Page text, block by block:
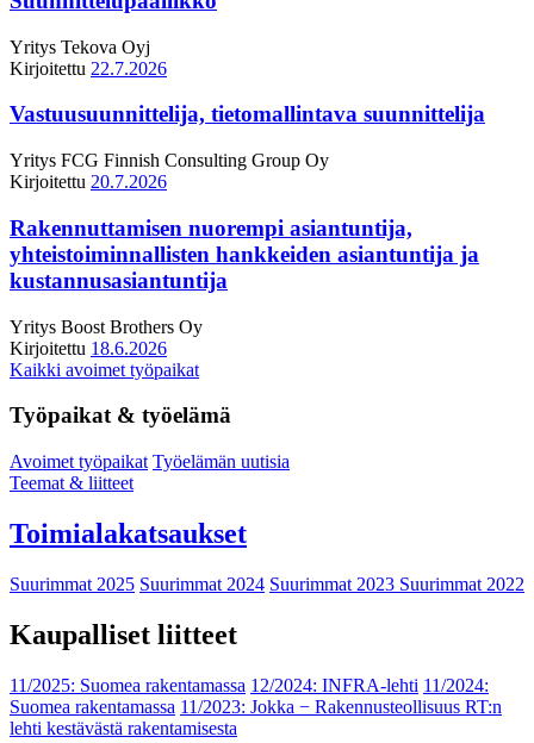
Yritys Tekova Oyj
Kirjoitettu 22.7.2026
Vastuusuunnittelija, tietomallintava suunnittelija
Yritys FCG Finnish Consulting Group Oy
Kirjoitettu 20.7.2026
Rakennuttamisen nuorempi asiantuntija,
yhteistoiminnallisten hankkeiden asiantuntija ja
kustannusasiantuntija
Yritys Boost Brothers Oy
Kirjoitettu 18.6.2026
Kaikki avoimet työpaikat
Työpaikat & työelämä
Avoimet työpaikat Työelämän uutisia
Teemat & liitteet
Toimialakatsaukset
Suurimmat 2025 Suurimmat 2024 Suurimmat 2023 Suurimmat 2022
Kaupalliset liitteet
11/2025: Suomea rakentamassa 12/2024: INFRA-lehti 11/2024:
Suomea rakentamassa 11/2023: Jokka − Rakennusteollisuus RT:n
lehti kestävästä rakentamisesta